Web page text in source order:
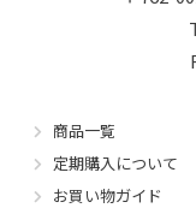
商品一覧
定期購入について
お買い物ガイド